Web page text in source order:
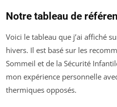
Notre tableau de
Voici le tableau que j’ai affiché
hivers. Il est basé sur les
Sommeil et de la Sécurité
mon expérience personnelle
thermiques opposés.